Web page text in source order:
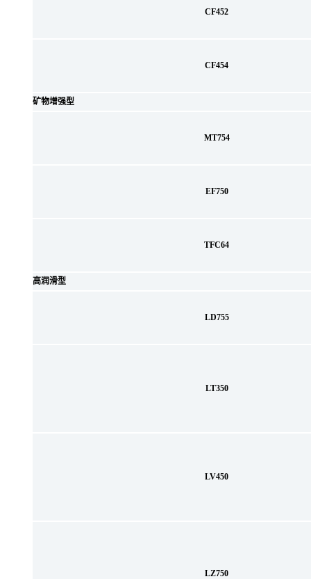
CF452
CF454
矿物增强型
MT754
EF750
TFC64
高润滑型
LD755
LT350
LV450
LZ750